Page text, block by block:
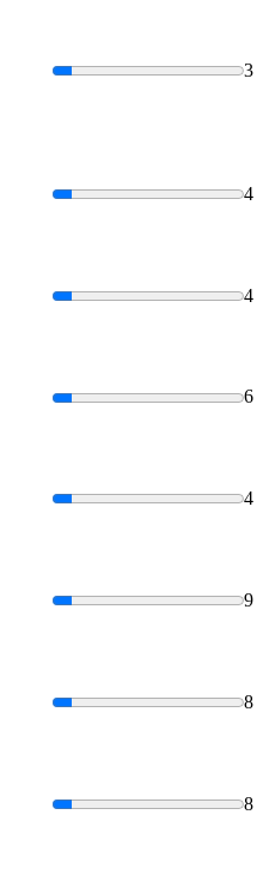
3
4
4
6
4
9
8
8